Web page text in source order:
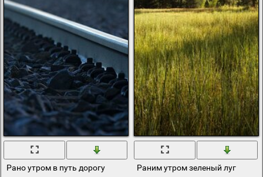
Рано утром в путь дорогу Раним утром зеленый луг